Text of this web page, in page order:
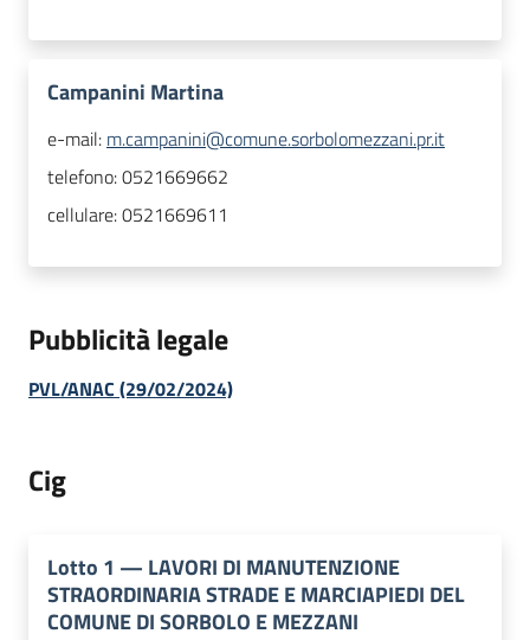
Campanini Martina
e-mail: m.campanini@comune.sorbolomezzani.pr.it
telefono:0521669662
cellulare:0521669611
Pubblicità legale
PVL/ANAC (29/02/2024)
Cig
Lotto 1 — LAVORI DI MANUTENZIONE
STRAORDINARIA STRADE E MARCIAPIEDI DEL
COMUNE DI SORBOLO E MEZZANI